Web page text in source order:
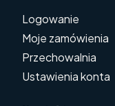
Logowanie
Moje zamówienia
Przechowalnia
Ustawienia konta